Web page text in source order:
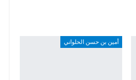
أمين بن حسن الحلواني